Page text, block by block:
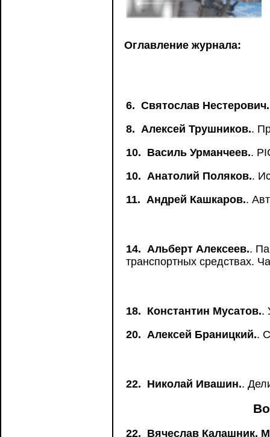
Оглавление журнала:
6. Святослав Нестерович.
8. Алексей Трушников..
10. Василь Урманчеев..
10. Анатолий Поляков..
11. Андрей Кашкаров..
14. Альберт Алексеев..
транспортных средствах.
18. Константин Мусатов..
20. Алексей Браницкий..
22. Николай Ивашин..
22. Вячеслав Калашник,